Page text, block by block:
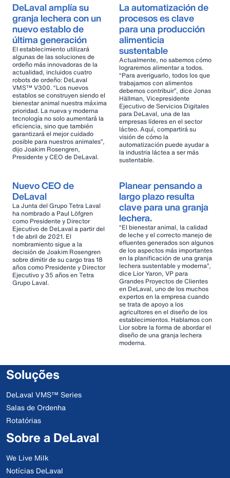
DeLaval amplía su
granja lechera con un
nuevo establo de
última generación
El establecimiento utilizará
algunas de las soluciones de
ordeño más innovadoras de la
actualidad, incluidos cuatro
robots de ordeño: DeLaval
VMS™ V300. “Los nuevos
establos se construyen siendo el
bienestar animal nuestra máxima
prioridad. La nueva y moderna
tecnología no solo aumentará la
eficiencia, sino que también
garantizará el mejor cuidado
posible para nuestros animales”,
dijo Joakim Rosengren,
Presidente y CEO de DeLaval.
La automatización de
procesos es clave
para una producción
alimenticia
sustentable
Actualmente, no sabemos cómo
lograremos alimentar a todos.
“Para averiguarlo, todos los que
trabajamos con alimentos
debemos contribuir”, dice Jonas
Hällman, Vicepresidente
Ejecutivo de Servicios Digitales
para DeLaval, una de las
empresas líderes en el sector
lácteo. Aquí, compartirá su
visión de cómo la
automatización puede ayudar a
la industria láctea a ser más
sustentable.
Nuevo CEO de
DeLaval
La Junta del Grupo Tetra Laval
ha nombrado a Paul Löfgren
como Presidente y Director
Ejecutivo de DeLaval a partir del
1 de abril de 2021. El
nombramiento sigue a la
decisión de Joakim Rosengren
sobre dimitir de su cargo tras 18
años como Presidente y Director
Ejecutivo y 35 años en Tetra
Grupo Laval.
Planear pensando a
largo plazo resulta
clave para una granja
lechera.
“El bienestar animal, la calidad
de leche y el correcto manejo de
efluentes generados son algunos
de los aspectos más importantes
en la planificación de una granja
lechera sustentable y moderna”,
dice Lior Yaron, VP para
Grandes Proyectos de Clientes
en DeLaval, uno de los muchos
expertos en la empresa cuando
se trata de apoyo a los
agricultores en el diseño de los
establecimientos. Hablamos con
Lior sobre la forma de abordar el
diseño de una granja lechera
moderna.
Soluções
DeLaval VMS™ Series
Salas de Ordenha
Rotatórias
Sobre a DeLaval
We Live Milk
Notícias DeLaval